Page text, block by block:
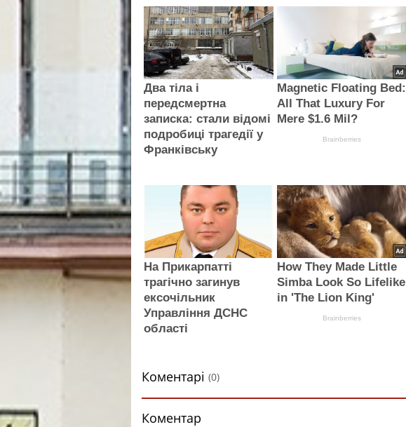
Два тіла і
передсмертна
записка: стали відомі
подробиці трагедії у
Франківську
Magnetic Floating Bed:
All That Luxury For
Mere $1.6 Mil?
Brainberries
На Прикарпатті
трагічно загинув
ексочільник
Управління ДСНС
області
How They Made Little
Simba Look So Lifelike
in 'The Lion King'
Brainberries
Коментарі (0)
Коментар